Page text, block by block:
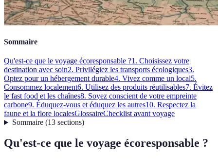
Sommaire
Qu'est-ce que le voyage écoresponsable ?1. Choisissez votre
destination avec soin2. Privilégiez les transports écologiques3.
Optez pour un hébergement durable4. Vivez comme un local5.
Consommez localement6. Utilisez des produits réutilisables7. Évitez
le fast food et les chaînes8. Soyez conscient de votre empreinte
carbone9. Éduquez-vous et éduquez les autres10. Respectez la
faune et la flore localesGlossaireChecklist avant voyage
Sommaire(13 sections)
Qu'est-ce que le voyage écoresponsable ?